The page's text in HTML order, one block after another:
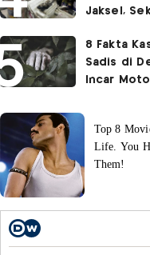
Jaksel,
Kegiatan
8 Fakta
Sadis di
Incar